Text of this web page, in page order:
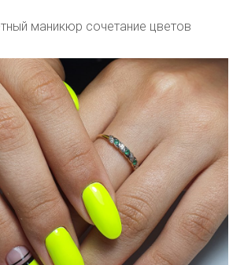
маникюр сочетание цветов